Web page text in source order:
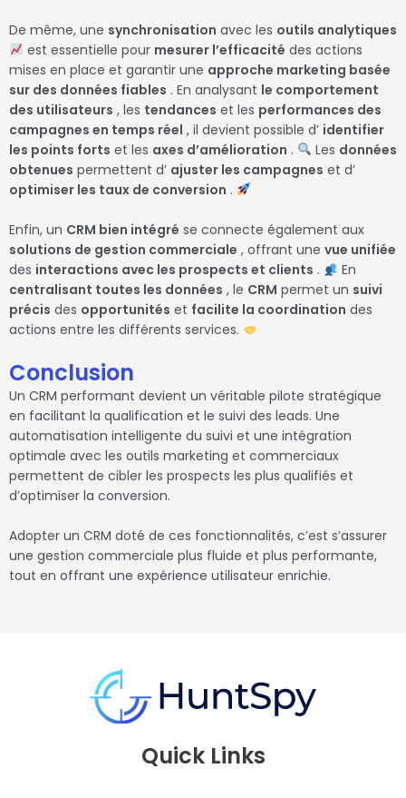
De même, une synchronisation avec les outils analytiques
est essentielle pour mesurer l’efficacité des actions
mises en place et garantir une approche marketing basée
sur des données fiables . En analysant le comportement
des utilisateurs , les tendances et les performances des
campagnes en temps réel , il devient possible d’ identifier
les points forts et les axes d’amélioration . Les données
obtenues permettent d’ ajuster les campagnes et d’
optimiser les taux de conversion .
Enfin, un CRM bien intégré se connecte également aux
solutions de gestion commerciale , offrant une vue unifiée
des interactions avec les prospects et clients .
En
centralisant toutes les données , le CRM permet un suivi
précis des opportunités et facilite la coordination des
actions entre les différents services.
Conclusion
Un CRM performant devient un véritable pilote stratégique
en facilitant la qualification et le suivi des leads. Une
automatisation intelligente du suivi et une intégration
optimale avec les outils marketing et commerciaux
permettent de cibler les prospects les plus qualifiés et
d’optimiser la conversion.
Adopter un CRM doté de ces fonctionnalités, c’est s’assurer
une gestion commerciale plus fluide et plus performante,
tout en offrant une expérience utilisateur enrichie.
Quick Links